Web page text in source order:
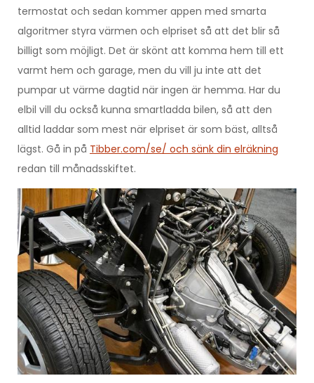
termostat och sedan kommer appen med smarta
algoritmer styra värmen och elpriset så att det blir så
billigt som möjligt. Det är skönt att komma hem till ett
varmt hem och garage, men du vill ju inte att det
pumpar ut värme dagtid när ingen är hemma. Har du
elbil vill du också kunna smartladda bilen, så att den
alltid laddar som mest när elpriset är som bäst, alltså
lägst. Gå in på Tibber.com/se/ och sänk din elräkning
redan till månadsskiftet.